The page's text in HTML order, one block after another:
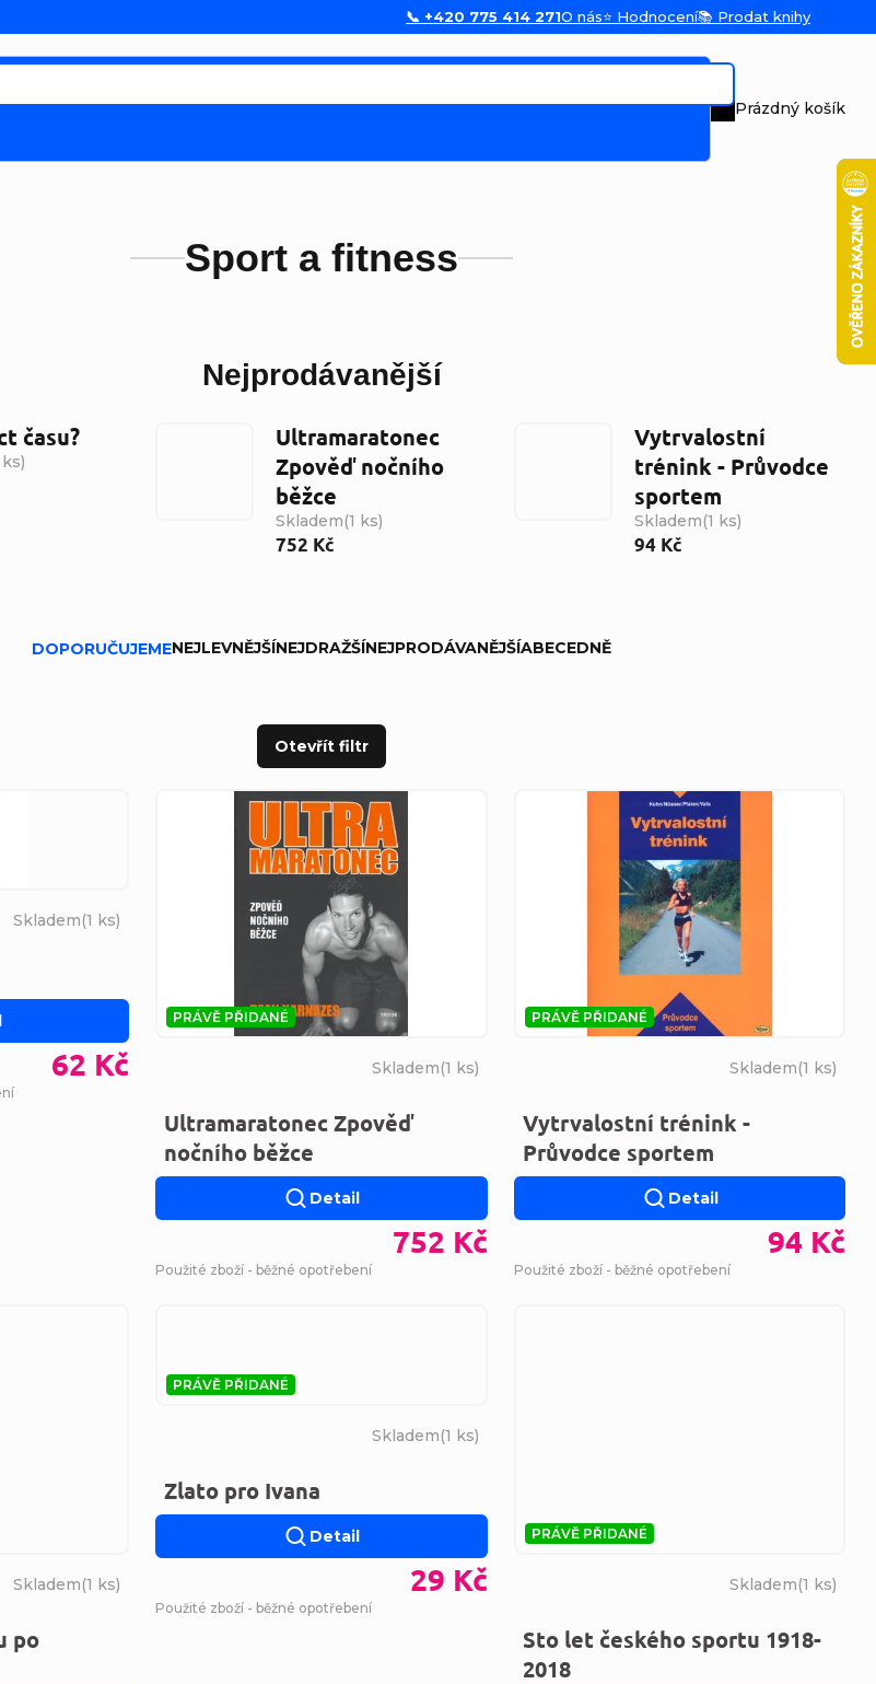
📞 +420 775 414 271O nás⭐ Hodnocení📚 Prodat knihy
Nákupní
Prázdný košík
Sport a fitness
Nejprodávanější
času?
ks)
Ultramaratonec
Zpověď nočního
běžce
Skladem(1 ks)
752 Kč
Vytrvalostní
trénink - Průvodce
sportem
Skladem(1 ks)
94 Kč
DOPORUČUJEMENEJLEVNĚJŠÍNEJDRAŽŠÍNEJPRODÁVANĚJŠÍABECEDNĚ
Otevřít filtr
Skladem(1 ks)
62 Kč
PRÁVĚ PŘIDANÉ
Ultramaratonec Zpověď
nočního běžce
Skladem(1 ks)
752 Kč
Detail
Použité zboží - běžné opotřebení
PRÁVĚ PŘIDANÉ
Vytrvalostní trénink -
Průvodce sportem
Skladem(1 ks)
94 Kč
Detail
Použité zboží - běžné opotřebení
po
Skladem(1 ks)
PRÁVĚ PŘIDANÉ
Zlato pro Ivana
Skladem(1 ks)
29 Kč
Detail
Použité zboží - běžné opotřebení
PRÁVĚ PŘIDANÉ
Sto let českého sportu 1918-
2018
Skladem(1 ks)